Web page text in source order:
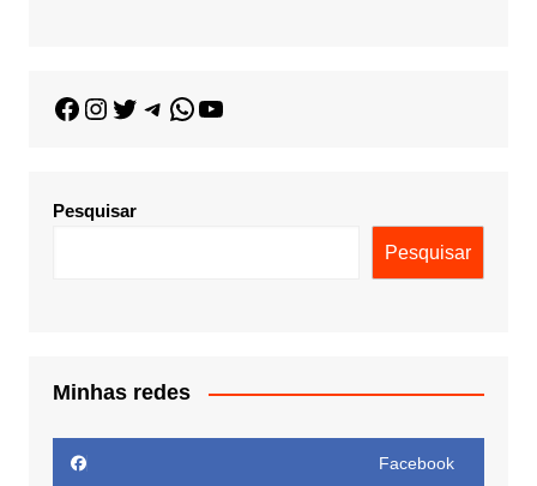
Pesquisar
Pesquisar
Minhas redes
Facebook